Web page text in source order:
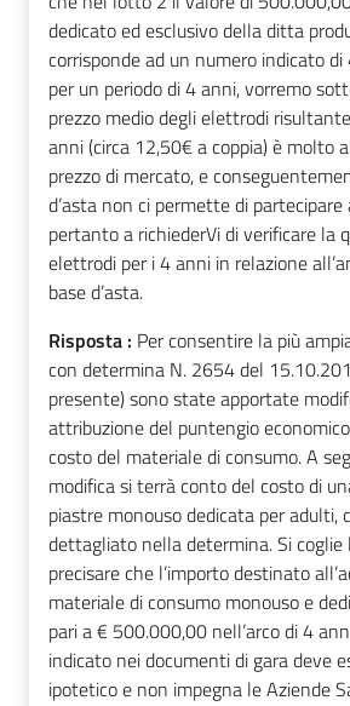
dedicato ed esclusivo della ditta
corrisponde ad un numero indicato
per un periodo di 4 anni, vorremo
prezzo medio degli elettrodi
anni (circa 12,50€ a coppia) è molto
prezzo di mercato, e
d’asta non ci permette di partecipare
pertanto a richiederVi di verificare la
elettrodi per i 4 anni in relazione
base d’asta.
Risposta : Per consentire la più
con determina N. 2654 del
presente) sono state apportate
attribuzione del puntengio
costo del materiale di consumo. A
modifica si terrà conto del costo di
piastre monouso dedicata per adulti,
dettagliato nella determina. Si coglie
precisare che l’importo destinato
materiale di consumo monouso e
pari a € 500.000,00 nell’arco di 4
indicato nei documenti di gara deve
ipotetico e non impegna le Aziende